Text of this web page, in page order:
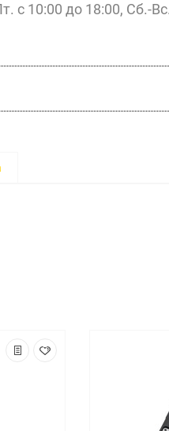
с 10:00 до 18:00, Сб.-